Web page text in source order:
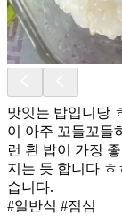
맛잇는 밥입니당
이 아주 꼬들꼬들
런 흰 밥이 가장
지는 듯 합니다
습니다.
#일반식 #점심